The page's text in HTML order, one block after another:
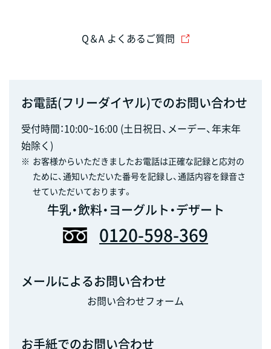
Q＆A よくあるご質問
お電話(フリーダイヤル)でのお問い合わせ
受付時間：10:00~16:00 (土日祝日、メーデー、年末年
始除く)
※ お客様からいただきましたお電話は正確な記録と応対の
ために、通知いただいた番号を記録し、通話内容を録音さ
せていただいております。
牛乳・飲料・ヨーグルト・デザート
0120-598-369
メールによるお問い合わせ
お問い合わせフォーム
お手紙でのお問い合わせ